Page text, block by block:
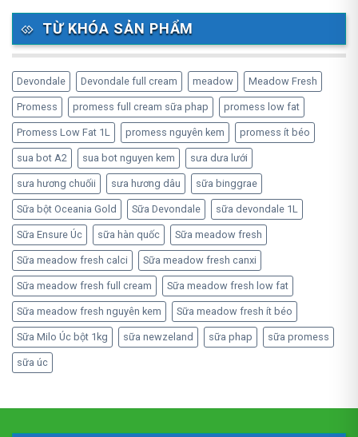
TỪ KHÓA SẢN PHẨM
Devondale Devondale full cream meadow Meadow Fresh
Promess promess full cream sữa phap promess low fat
Promess Low Fat 1L promess nguyên kem promess ít béo
sua bot A2 sua bot nguyen kem sưa dưa lưới
sưa hương chuốii sưa hương dâu sữa binggrae
Sữa bột Oceania Gold Sữa Devondale sữa devondale 1L
Sữa Ensure Úc sữa hàn quốc Sữa meadow fresh
Sữa meadow fresh calci Sữa meadow fresh canxi
Sữa meadow fresh full cream Sữa meadow fresh low fat
Sữa meadow fresh nguyên kem Sữa meadow fresh ít béo
Sữa Milo Úc bột 1kg sữa newzeland sữa phap sữa promess
sữa úc